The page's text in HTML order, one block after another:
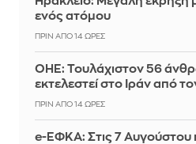
ενός ατόμου
ΠΡΙΝ ΑΠΌ 14 ΏΡΕΣ
ΟΗΕ: Τουλάχιστον 56
εκτελεστεί στο Ιράν από
ΠΡΙΝ ΑΠΌ 14 ΏΡΕΣ
e-ΕΦΚΑ: Στις 7 Αυγούστου